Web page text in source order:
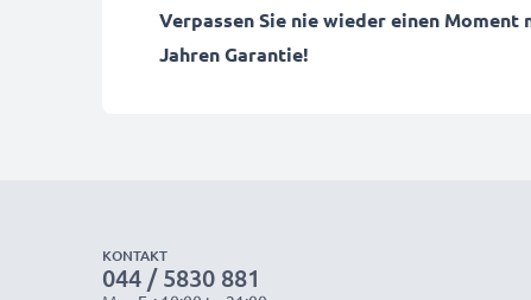
Verpassen Sie nie wieder einen
Jahren Garantie!
KONTAKT
044 / 5830 881